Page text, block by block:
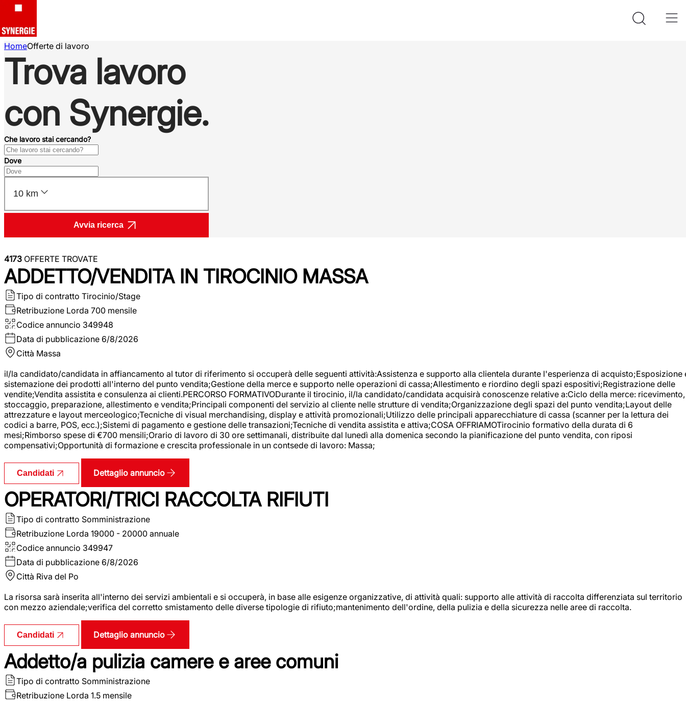
HomeOfferte di lavoro
Trova lavoro
con Synergie.
Che lavoro stai cercando?
Dove
10 km
Avvia ricerca
4173 OFFERTE TROVATE
ADDETTO/VENDITA IN TIROCINIO MASSA
Tipo di contratto Tirocinio/Stage
Retribuzione Lorda 700 mensile
Codice annuncio 349948
Data di pubblicazione 6/8/2026
Città Massa
il/la candidato/candidata in affiancamento al tutor di riferimento si occuperà delle seguenti attività:Assistenza e supporto alla clientela durante l'esperienza di acquisto;Esposizione
sistemazione dei prodotti all'interno del punto vendita;Gestione della merce e supporto nelle operazioni di cassa;Allestimento e riordino degli spazi espositivi;Registrazione delle
vendite;Vendita assistita e consulenza ai clienti.PERCORSO FORMATIVODurante il tirocinio, il/la candidato/candidata acquisirà conoscenze relative a:Ciclo della merce: ricevimento,
stoccaggio, preparazione, allestimento e vendita;Principali componenti del servizio al cliente nelle strutture di vendita;Organizzazione degli spazi del punto vendita;Layout delle
attrezzature e layout merceologico;Tecniche di visual merchandising, display e attività promozionali;Utilizzo delle principali apparecchiature di cassa (scanner per la lettura dei
codici a barre, POS, ecc.);Sistemi di pagamento e gestione delle transazioni;Tecniche di vendita assistita e attiva;COSA OFFRIAMOTirocinio formativo della durata di 6
mesi;Rimborso spese di €700 mensili;Orario di lavoro di 30 ore settimanali, distribuite dal lunedì alla domenica secondo la pianificazione del punto vendita, con riposi
compensativi;Opportunità di formazione e crescita professionale in un contsede di lavoro: Massa;
Candidati Dettaglio annuncio
OPERATORI/TRICI RACCOLTA RIFIUTI
Tipo di contratto Somministrazione
Retribuzione Lorda 19000 - 20000 annuale
Codice annuncio 349947
Data di pubblicazione 6/8/2026
Città Riva del Po
La risorsa sarà inserita all'interno dei servizi ambientali e si occuperà, in base alle esigenze organizzative, di attività quali: supporto alle attività di raccolta differenziata sul territorio
con mezzo aziendale;verifica del corretto smistamento delle diverse tipologie di rifiuto;mantenimento dell'ordine, della pulizia e della sicurezza nelle aree di raccolta.
Candidati Dettaglio annuncio
Addetto/a pulizia camere e aree comuni
Tipo di contratto Somministrazione
Retribuzione Lorda 1.5 mensile